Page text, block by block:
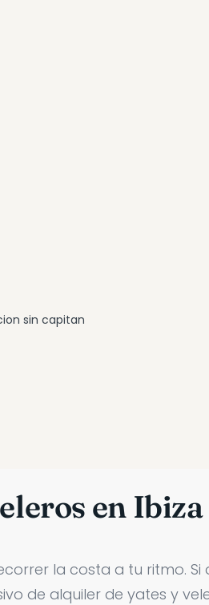
sin capitan
en Ibiza
la costa a tu ritmo. Si
de alquiler de yates y